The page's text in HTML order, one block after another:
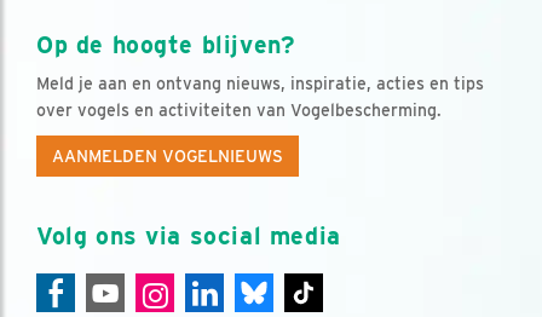
Op de hoogte blijven?
Meld je aan en ontvang nieuws, inspiratie, acties en tips
over vogels en activiteiten van Vogelbescherming.
AANMELDEN VOGELNIEUWS
Volg ons via social media